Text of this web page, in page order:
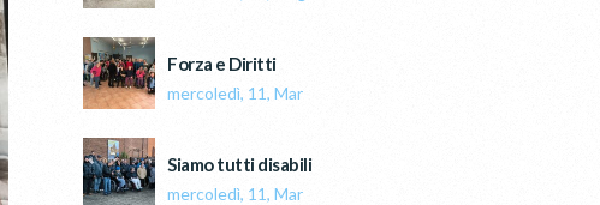
Forza e Diritti
mercoledì, 11, Mar
Siamo tutti disabili
mercoledì, 11, Mar